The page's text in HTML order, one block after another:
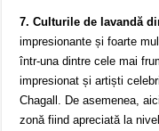
7. Culturile de lavandă
impresionante și foarte
într-una dintre cele mai
impresionat și artiști
Chagall. De asemenea,
zonă fiind apreciată la